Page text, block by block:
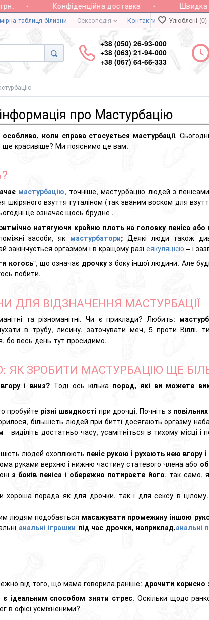
Конфіденційна доставка Швидка
таблиця білизни Сексопедія Контакти Улюблені (0)
+38 (050) 26-93-000
+38 (063) 21-94-000
+38 (067) 64-66-333
про Мастурбацію
особливо, коли справа стосується мастурбації.
ще красивіше? Ми пояснимо це вам.
мастурбацію, точніше, мастурбацію людей з
шкіряного взуття гуталіном (так званим воском для
це означає щось брудне .
натягуючи крайню плоть на головку пеніса
засоби, як мастурбатори; Деякі люди також
закінчується оргазмом і в кращому разі еякуляцією – і
когось", що означає дрочкуз боку іншої людини. Але
побити.
ДЛЯ ВІДЗНАЧЕННЯ МАСТУРБАЦІЇ
та різноманітні. Чи є приклади? Любить:
в трубу, лисину, заточувати меч, 5 проти
бо весь день тут просидимо.
ЯК ЗРОБИТИ МАСТУРБАЦІЮ ЩЕ
і вниз? Тоді ось кілька порад, які ви можете
пробуйте різні швидкості при дрочці. Почніть з
більшість людей при битті досягають оргазму
- виділіть достатньо часу, усамітніться в тихому місці
людей охоплюють пеніс рукою і рухають нею вгору і
руками верхню і нижню частину статевого члена або
з боків пеніса і обережно потираєте його, так само,
хороша порада як для дрочки, так і для сексу в
людям подобається масажувати промежину іншою
анальні іграшки під час дрочки, наприклад,анальні
від того, що мама говорила раніше: дрочити
є ідеальним способом зняти стрес. Оскільки щодо
в офісі усміхненими?